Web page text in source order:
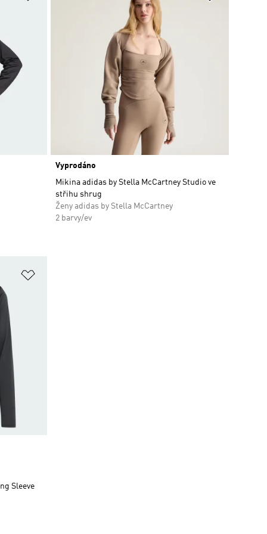
Vyprodáno
Mikina adidas by Stella McCartney Studio ve
střihu shrug
Ženy adidas by Stella McCartney
2 barvy/ev
Sleeve